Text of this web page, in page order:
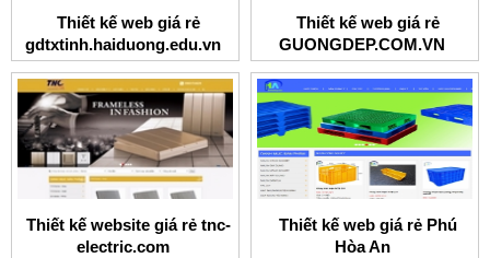
Thiết kế web giá rẻ
gdtxtinh.haiduong.edu.vn
Thiết kế web giá rẻ
GUONGDEP.COM.VN
Thiết kế website giá rẻ tnc-
electric.com
Thiết kế web giá rẻ Phú
Hòa An